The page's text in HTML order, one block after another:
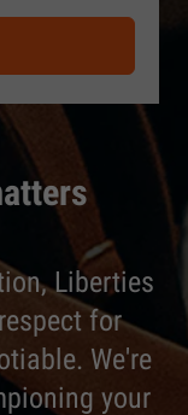
Liberties
for
We're
your